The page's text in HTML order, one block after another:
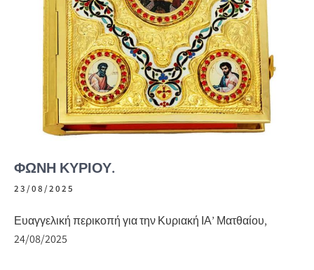
ΦΩΝΗ ΚΥΡΙΟΥ.
23/08/2025
Ευαγγελική περικοπή για την Κυριακή ΙΑ’ Ματθαίου,
24/08/2025